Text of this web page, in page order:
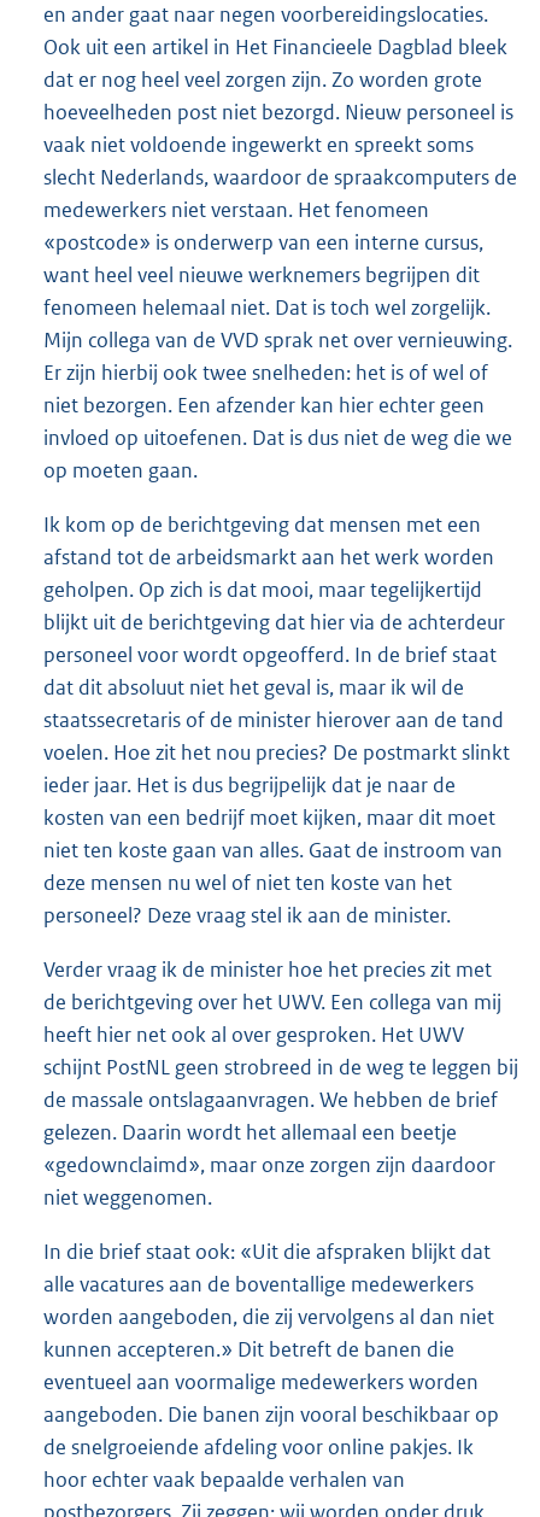
en ander gaat naar negen voorbereidingslocaties.
Ook uit een artikel in Het Financieele Dagblad bleek
dat er nog heel veel zorgen zijn. Zo worden grote
hoeveelheden post niet bezorgd. Nieuw personeel is
vaak niet voldoende ingewerkt en spreekt soms
slecht Nederlands, waardoor de spraakcomputers de
medewerkers niet verstaan. Het fenomeen
«postcode» is onderwerp van een interne cursus,
want heel veel nieuwe werknemers begrijpen dit
fenomeen helemaal niet. Dat is toch wel zorgelijk.
Mijn collega van de VVD sprak net over vernieuwing.
Er zijn hierbij ook twee snelheden: het is of wel of
niet bezorgen. Een afzender kan hier echter geen
invloed op uitoefenen. Dat is dus niet de weg die we
op moeten gaan.
Ik kom op de berichtgeving dat mensen met een
afstand tot de arbeidsmarkt aan het werk worden
geholpen. Op zich is dat mooi, maar tegelijkertijd
blijkt uit de berichtgeving dat hier via de achterdeur
personeel voor wordt opgeofferd. In de brief staat
dat dit absoluut niet het geval is, maar ik wil de
staatssecretaris of de minister hierover aan de tand
voelen. Hoe zit het nou precies? De postmarkt slinkt
ieder jaar. Het is dus begrijpelijk dat je naar de
kosten van een bedrijf moet kijken, maar dit moet
niet ten koste gaan van alles. Gaat de instroom van
deze mensen nu wel of niet ten koste van het
personeel? Deze vraag stel ik aan de minister.
Verder vraag ik de minister hoe het precies zit met
de berichtgeving over het UWV. Een collega van mij
heeft hier net ook al over gesproken. Het UWV
schijnt PostNL geen strobreed in de weg te leggen bij
de massale ontslagaanvragen. We hebben de brief
gelezen. Daarin wordt het allemaal een beetje
«gedownclaimd», maar onze zorgen zijn daardoor
niet weggenomen.
In die brief staat ook: «Uit die afspraken blijkt dat
alle vacatures aan de boventallige medewerkers
worden aangeboden, die zij vervolgens al dan niet
kunnen accepteren.» Dit betreft de banen die
eventueel aan voormalige medewerkers worden
aangeboden. Die banen zijn vooral beschikbaar op
de snelgroeiende afdeling voor online pakjes. Ik
hoor echter vaak bepaalde verhalen van